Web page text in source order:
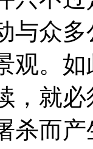
与众
观。
，就
杀而